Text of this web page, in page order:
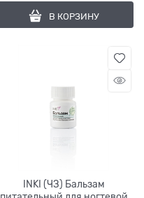
В КОРЗИНУ
INKI (ЧЗ) Бальзам